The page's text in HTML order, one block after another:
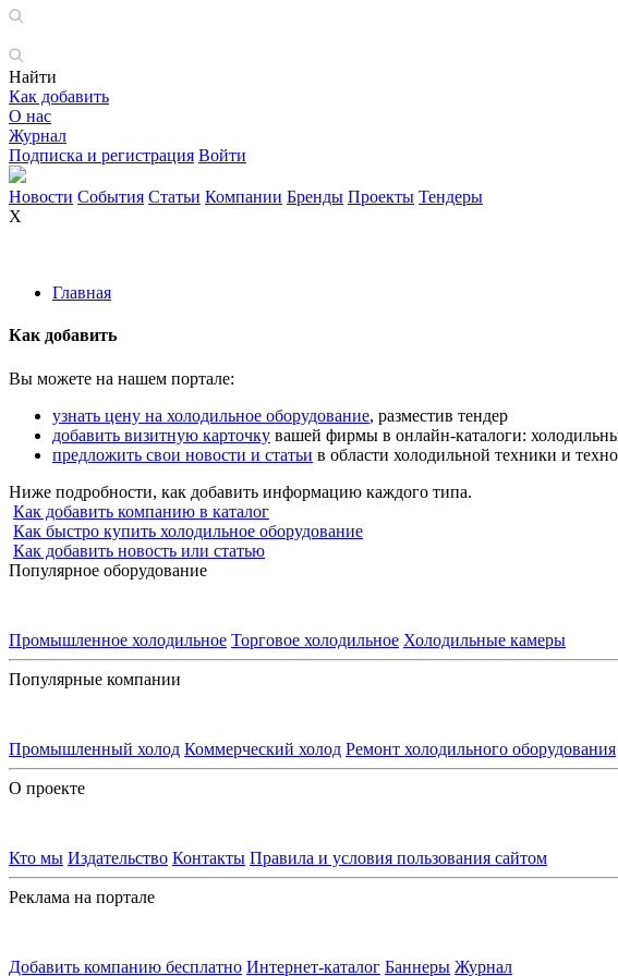
Найти
Как добавить
О нас
Журнал
Подписка и регистрация Войти
Новости События Статьи Компании Бренды Проекты Тендеры
X
Главная
Как добавить
Вы можете на нашем портале:
узнать цену на холодильное оборудование, разместив тендер
добавить визитную карточку вашей фирмы в онлайн-каталоги:
предложить свои новости и статьи в области холодильной техники и
Ниже подробности, как добавить информацию каждого типа.
Как добавить компанию в каталог
Как быстро купить холодильное оборудование
Как добавить новость или статью
Популярное оборудование
Промышленное холодильное Торговое холодильное Холодильные камеры
Популярные компании
Промышленный холод Коммерческий холод Ремонт холодильного оборудования
О проекте
Кто мы Издательство Контакты Правила и условия пользования сайтом
Реклама на портале
Добавить компанию бесплатно Интернет-каталог Баннеры Журнал